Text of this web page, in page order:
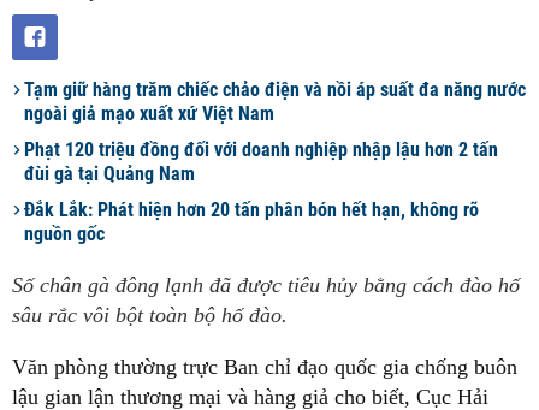
Tạm giữ hàng trăm chiếc chảo điện và nồi áp suất đa năng nước
ngoài giả mạo xuất xứ Việt Nam
Phạt 120 triệu đồng đối với doanh nghiệp nhập lậu hơn 2 tấn
đùi gà tại Quảng Nam
Đắk Lắk: Phát hiện hơn 20 tấn phân bón hết hạn, không rõ
nguồn gốc
Số chân gà đông lạnh đã được tiêu hủy bằng cách đào hố
sâu rắc vôi bột toàn bộ hố đào.
Văn phòng thường trực Ban chỉ đạo quốc gia chống buôn
lậu gian lận thương mại và hàng giả cho biết, Cục Hải